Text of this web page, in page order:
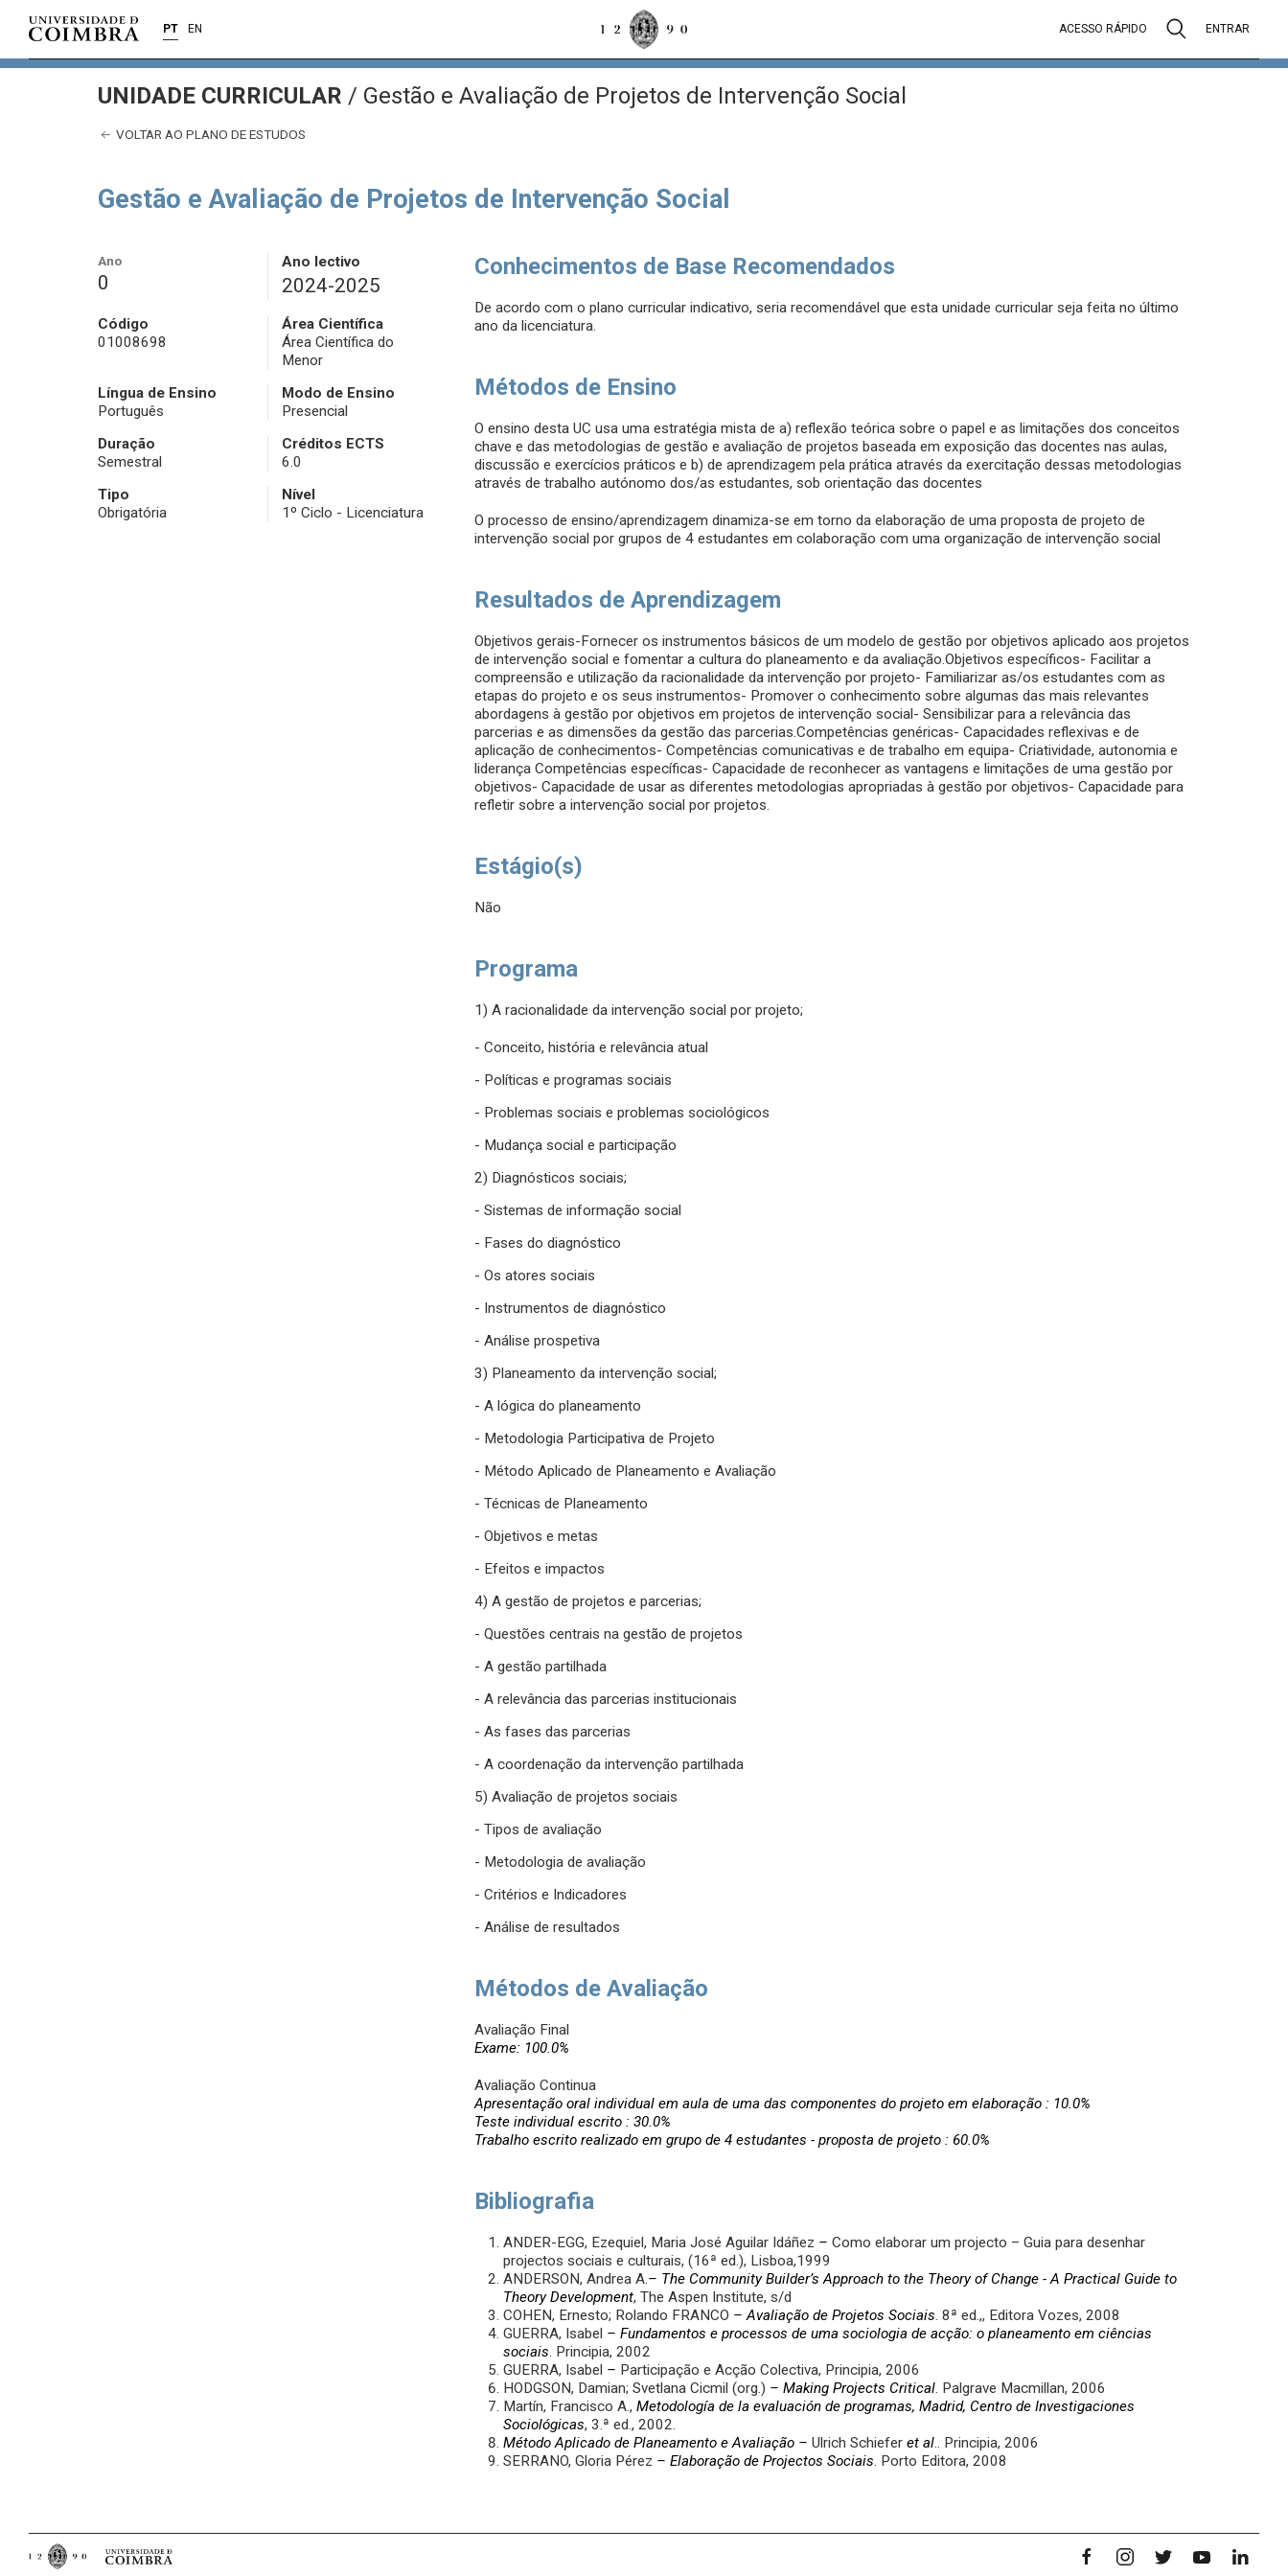
PT EN ACESSO RÁPIDO ENTRAR
UNIDADE CURRICULAR / Gestão e Avaliação de Projetos de Intervenção Social
VOLTAR AO PLANO DE ESTUDOS
Gestão e Avaliação de Projetos de Intervenção Social
Ano
0
Ano lectivo
2024-2025
Código
01008698
Área Científica
Área Científica do
Menor
Língua de Ensino
Português
Modo de Ensino
Presencial
Duração
Semestral
Créditos ECTS
6.0
Tipo
Obrigatória
Nível
1º Ciclo - Licenciatura
Conhecimentos de Base Recomendados
De acordo com o plano curricular indicativo, seria recomendável que esta unidade curricular seja feita no último
ano da licenciatura.
Métodos de Ensino
O ensino desta UC usa uma estratégia mista de a) reflexão teórica sobre o papel e as limitações dos conceitos
chave e das metodologias de gestão e avaliação de projetos baseada em exposição das docentes nas aulas,
discussão e exercícios práticos e b) de aprendizagem pela prática através da exercitação dessas metodologias
através de trabalho autónomo dos/as estudantes, sob orientação das docentes
O processo de ensino/aprendizagem dinamiza-se em torno da elaboração de uma proposta de projeto de
intervenção social por grupos de 4 estudantes em colaboração com uma organização de intervenção social
Resultados de Aprendizagem
Objetivos gerais-Fornecer os instrumentos básicos de um modelo de gestão por objetivos aplicado aos projetos
de intervenção social e fomentar a cultura do planeamento e da avaliação.Objetivos específicos- Facilitar a
compreensão e utilização da racionalidade da intervenção por projeto- Familiarizar as/os estudantes com as
etapas do projeto e os seus instrumentos- Promover o conhecimento sobre algumas das mais relevantes
abordagens à gestão por objetivos em projetos de intervenção social- Sensibilizar para a relevância das
parcerias e as dimensões da gestão das parcerias.Competências genéricas- Capacidades reflexivas e de
aplicação de conhecimentos- Competências comunicativas e de trabalho em equipa- Criatividade, autonomia e
liderança Competências específicas- Capacidade de reconhecer as vantagens e limitações de uma gestão por
objetivos- Capacidade de usar as diferentes metodologias apropriadas à gestão por objetivos- Capacidade para
refletir sobre a intervenção social por projetos.
Estágio(s)
Não
Programa
1) A racionalidade da intervenção social por projeto;
- Conceito, história e relevância atual
- Políticas e programas sociais
- Problemas sociais e problemas sociológicos
- Mudança social e participação
2) Diagnósticos sociais;
- Sistemas de informação social
- Fases do diagnóstico
- Os atores sociais
- Instrumentos de diagnóstico
- Análise prospetiva
3) Planeamento da intervenção social;
- A lógica do planeamento
- Metodologia Participativa de Projeto
- Método Aplicado de Planeamento e Avaliação
- Técnicas de Planeamento
- Objetivos e metas
- Efeitos e impactos
4) A gestão de projetos e parcerias;
- Questões centrais na gestão de projetos
- A gestão partilhada
- A relevância das parcerias institucionais
- As fases das parcerias
- A coordenação da intervenção partilhada
5) Avaliação de projetos sociais
- Tipos de avaliação
- Metodologia de avaliação
- Critérios e Indicadores
- Análise de resultados
Métodos de Avaliação
Avaliação Final
Exame: 100.0%
Avaliação Continua
Apresentação oral individual em aula de uma das componentes do projeto em elaboração : 10.0%
Teste individual escrito : 30.0%
Trabalho escrito realizado em grupo de 4 estudantes - proposta de projeto : 60.0%
Bibliografia
ANDER-EGG, Ezequiel, Maria José Aguilar Idáñez – Como elaborar um projecto – Guia para desenhar
projectos sociais e culturais, (16ª ed.), Lisboa,1999
ANDERSON, Andrea A.– The Community Builder’s Approach to the Theory of Change - A Practical Guide to
Theory Development, The Aspen Institute, s/d
COHEN, Ernesto; Rolando FRANCO – Avaliação de Projetos Sociais. 8ª ed.,, Editora Vozes, 2008
GUERRA, Isabel – Fundamentos e processos de uma sociologia de acção: o planeamento em ciências
sociais. Principia, 2002
GUERRA, Isabel – Participação e Acção Colectiva, Principia, 2006
HODGSON, Damian; Svetlana Cicmil (org.) –Making Projects Critical. Palgrave Macmillan, 2006
Martín, Francisco A.,Metodología de la evaluación de programas, Madrid, Centro de Investigaciones
Sociológicas, 3.ª ed., 2002.
Método Aplicado de Planeamento e Avaliação –Ulrich Schieferet al.. Principia, 2006
SERRANO, Gloria Pérez – Elaboração de Projectos Sociais. Porto Editora, 2008